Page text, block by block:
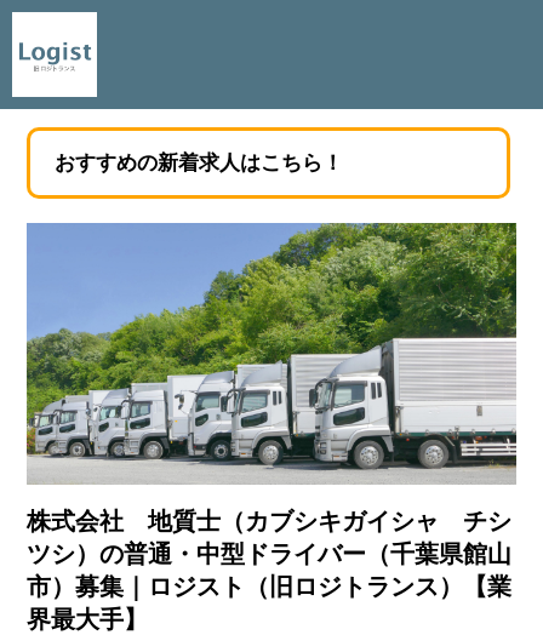
おすすめの新着求人はこちら！
株式会社 地質士（カブシキガイシャ チシ
ツシ）の普通・中型ドライバー（千葉県館山
市）募集｜ロジスト（旧ロジトランス）【業
界最大手】